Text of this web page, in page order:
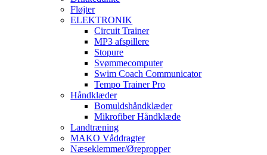
Fløjter
ELEKTRONIK
Circuit Trainer
MP3 afspillere
Stopure
Svømmecomputer
Swim Coach Communicator
Tempo Trainer Pro
Håndklæder
Bomuldshåndklæder
Mikrofiber Håndklæde
Landtræning
MAKO Våddragter
Næseklemmer/Ørepropper